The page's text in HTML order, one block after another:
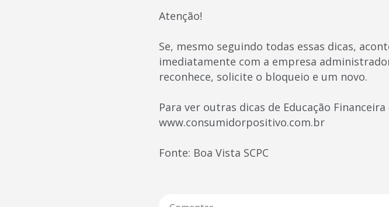
Atenção!
Se, mesmo seguindo todas essas dicas,
imediatamente com a empresa
reconhece, solicite o bloqueio e um novo.
Para ver outras dicas de Educação Financeira
www.consumidorpositivo.com.br
Fonte: Boa Vista SCPC